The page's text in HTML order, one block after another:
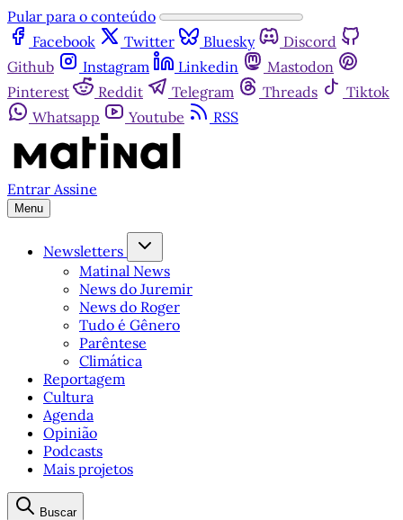
Pular para o conteúdo
Facebook
Twitter Bluesky
Discord
Github
Instagram Linkedin
Mastodon
Pinterest
Reddit Telegram Threads
Tiktok
Whatsapp
Youtube RSS
Entrar Assine
Menu
Newsletters
Matinal News
News do Juremir
News do Roger
Tudo é Gênero
Parêntese
Climática
Reportagem
Cultura
Agenda
Opinião
Podcasts
Mais projetos
Buscar